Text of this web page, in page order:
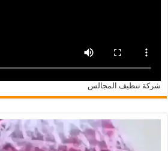
شركة تنظيف المجالس